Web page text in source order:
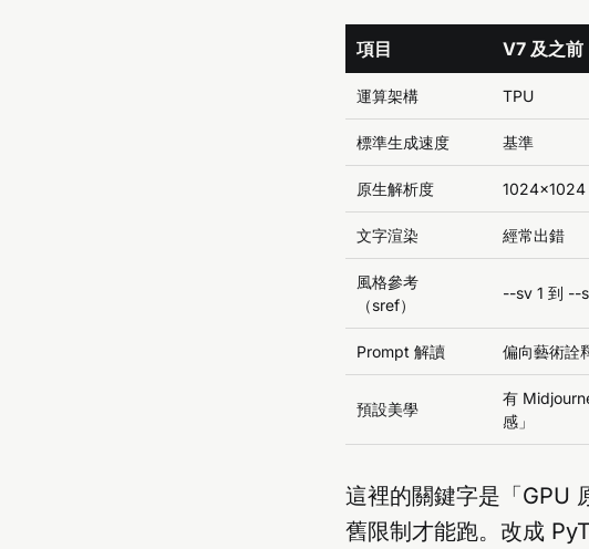
項目 V7 及之前
運算架構 TPU
標準生成速度 基準
原生解析度 1024×1024
文字渲染 經常出錯
風格參考
（sref）
--sv 1 到 --
Prompt 解讀 偏向藝術詮
預設美學
有
感」
這裡的關鍵字是「GPU
舊限制才能跑。改成